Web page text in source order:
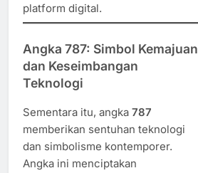
platform digital.
Angka 787: Simbol Kemajuan
dan Keseimbangan
Teknologi
Sementara itu, angka 787
memberikan sentuhan teknologi
dan simbolisme kontemporer.
Angka ini menciptakan